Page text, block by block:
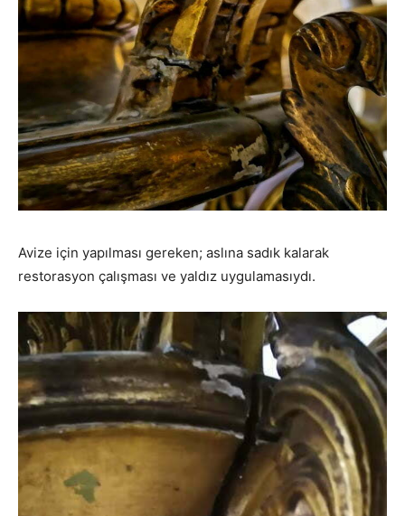
Avize için yapılması gereken; aslına sadık kalarak
restorasyon çalışması ve yaldız uygulamasıydı.